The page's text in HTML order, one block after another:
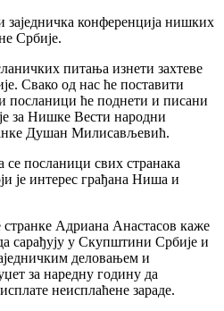
заједничка конференција нишких
Србије.
питања изнети захтеве
Свако од нас ће поставити
ће поднети и писани
за Нишке Вести народни
Душан Милисављевић.
се посланици свих странака
је интерес грађана Ниша и
Адриана Анастасов каже
сарађују у Скупштини Србије и
деловањем и
за наредну годину да
неисплаћене зараде.